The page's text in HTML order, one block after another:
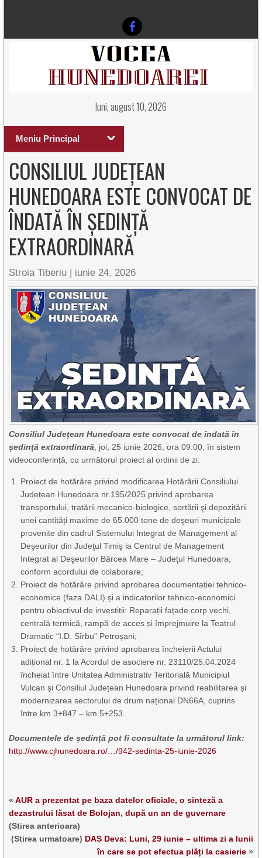
luni, august 10, 2026
Meniu Principal
CONSILIUL JUDEȚEAN
HUNEDOARA ESTE CONVOCAT DE
ÎNDATĂ ÎN ȘEDINȚĂ
EXTRAORDINARĂ
Stroia Tiberiu | iunie 24, 2026
Consiliul Județean Hunedoara este convocat de îndată în
ședință extraordinară, joi, 25 iunie 2026, ora 09:00, în sistem
videoconferință, cu următorul proiect al ordinii de zi:
Proiect de hotărâre privind modificarea Hotărârii Consiliului
Județean Hunedoara nr.195/2025 privind aprobarea
transportului, tratării mecanico-biologice, sortării şi depozitării
unei cantități maxime de 65.000 tone de deşeuri municipale
provenite din cadrul Sistemului Integrat de Management al
Deşeurilor din Judeţul Timiş la Centrul de Management
Integrat al Deşeurilor Bârcea Mare – Judeţul Hunedoara,
conform acordului de colaborare;
Proiect de hotărâre privind aprobarea documentației tehnico-
economice (faza DALI) și a indicatorilor tehnico-economici
pentru obiectivul de investitii: Reparații fațade corp vechi,
centrală termică, rampă de acces și împrejmuire la Teatrul
Dramatic “I.D. Sîrbu” Petroșani;
Proiect de hotărâre privind aprobarea încheierii Actului
adițional nr. 1 la Acordul de asociere nr. 23110/25.04.2024
încheiat între Unitatea Administrativ Teritorială Municipiul
Vulcan și Consiliul Județean Hunedoara privind reabilitarea și
modernizarea sectorului de drum național DN66A, cuprins
între km 3+847 – km 5+253.
Documentele de ședință pot fi consultate la următorul link:
http://www.cjhunedoara.ro/…/942-sedinta-25-iunie-2026
«AUR a prezentat pe baza datelor oficiale, o sinteză a
dezastrului lăsat de Bolojan, după un an de guvernare
(Stirea anterioara)
(Stirea urmatoare) DAS Deva: Luni, 29 iunie – ultima zi a lunii
în care se pot efectua plăți la casierie»